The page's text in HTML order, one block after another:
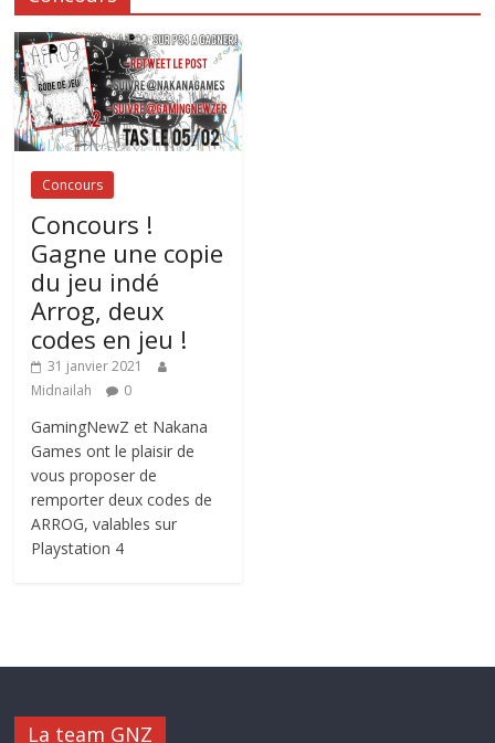
Concours
Concours !
Gagne une copie
du jeu indé
Arrog, deux
codes en jeu !
31 janvier 2021
Midnailah
0
GamingNewZ et Nakana
Games ont le plaisir de
vous proposer de
remporter deux codes de
ARROG, valables sur
Playstation 4
La team GNZ